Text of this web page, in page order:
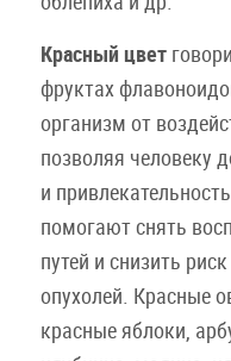
Красный цвет
фруктах
организм от
позволяя человеку
и
помогают снять
путей и снизить
опухолей. Красные
красные яблоки,